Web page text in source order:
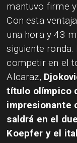
mantuvo firme
Con esta
una hora y 43
siguiente
competir en el
Alcaraz,
título olímpico
impresionante
saldrá en el
Koepfer y el